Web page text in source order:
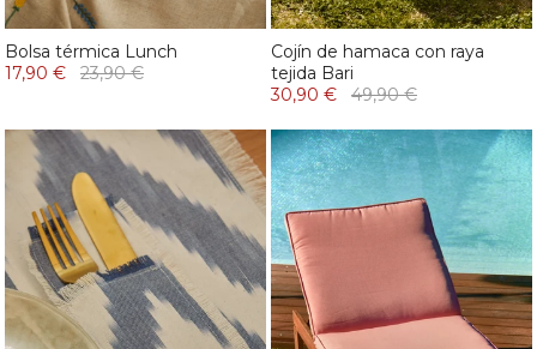
Bolsa térmica Lunch
17,90 €
23,90 €
Cojín de hamaca con raya
tejida Bari
30,90 €
49,90 €